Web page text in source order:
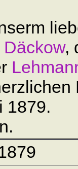
,
1879.